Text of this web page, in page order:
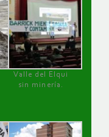
Valle del Elqui
sin minería.